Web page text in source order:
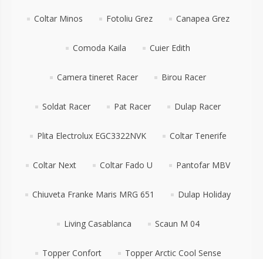
Coltar Minos Fotoliu Grez Canapea Grez
Comoda Kaila Cuier Edith
Camera tineret Racer Birou Racer
Soldat Racer Pat Racer Dulap Racer
Plita Electrolux EGC3322NVK Coltar Tenerife
Coltar Next Coltar Fado U Pantofar MBV
Chiuveta Franke Maris MRG 651 Dulap Holiday
Living Casablanca Scaun M 04
Topper Confort Topper Arctic Cool Sense